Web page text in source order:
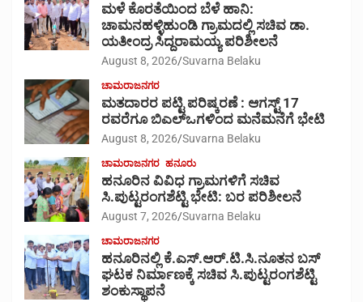
ಮಳೆ ಕೊರತೆಯಿಂದ ಬೆಳೆ ಹಾನಿ:
ಚಾಮನಹಳ್ಳಿಹುಂಡಿ ಗ್ರಾಮದಲ್ಲಿ ಸಚಿವ ಡಾ.
ಯತೀಂದ್ರ ಸಿದ್ದರಾಮಯ್ಯ ಪರಿಶೀಲನೆ
August 8, 2026 Suvarna Belaku
ಚಾಮರಾಜನಗರ
ಮತದಾರರ ಪಟ್ಟಿ ಪರಿಷ್ಕರಣೆ : ಆಗಸ್ಟ್ 17
ರವರೆಗೂ ಬಿಎಲ್‍ಒಗಳಿಂದ ಮನೆಮನೆಗೆ ಭೇಟಿ
August 8, 2026 Suvarna Belaku
ಚಾಮರಾಜನಗರ ಹನೂರು
ಹನೂರಿನ ವಿವಿಧ ಗ್ರಾಮಗಳಿಗೆ ಸಚಿವ
ಸಿ.ಪುಟ್ಟರಂಗಶೆಟ್ಟಿ ಭೇಟಿ: ಬರ ಪರಿಶೀಲನೆ
August 7, 2026 Suvarna Belaku
ಚಾಮರಾಜನಗರ
ಹನೂರಿನಲ್ಲಿ ಕೆ.ಎಸ್.ಆರ್.ಟಿ.ಸಿ.ನೂತನ ಬಸ್
ಘಟಕ ನಿರ್ಮಾಣಕ್ಕೆ ಸಚಿವ ಸಿ.ಪುಟ್ಟರಂಗಶೆಟ್ಟಿ
ಶಂಕುಸ್ಥಾಪನೆ